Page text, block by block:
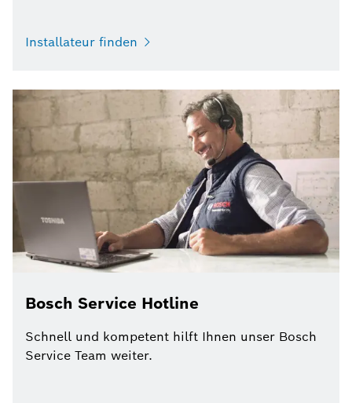
Installateur finden
Bosch Service Hotline
Schnell und kompetent hilft Ihnen unser Bosch
Service Team weiter.